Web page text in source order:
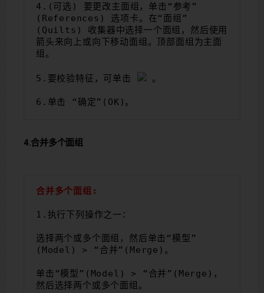
4.(可选) 要更改主面组，单击“参考”
(References) 选项卡。在“面组”
(Quilts) 收集器中选择一个面组，然后使用
箭头来向上或向下移动面组。顶部面组为主面
组。
5.要校验特征，可单击 。
6.单击 “确定”(OK)。
4.合并多个面组
合并多个面组:
1.执行下列操作之一：
选择两个或多个面组，然后单击“模型”
(Model) > “合并”(Merge)。
单击“模型”(Model) > “合并”(Merge)，
然后选择两个或多个面组。